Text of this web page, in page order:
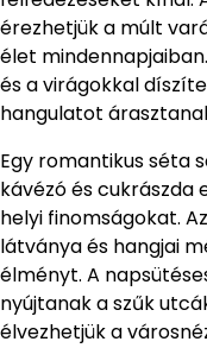
érezhetjük a múlt
élet
és a virágokkal
hangulatot
Egy romantikus séta
kávézó és cukrászda
helyi finomságokat.
látványa és hangjai
élményt. A
nyújtanak a szűk
élvezhetjük a